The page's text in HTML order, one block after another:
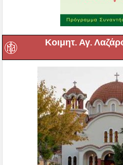
Κοιμητ. Αγ.